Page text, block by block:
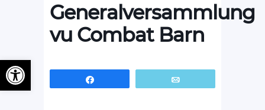
Generalversammlung
vu Combat Barn
Ouvrir la barre d’outils